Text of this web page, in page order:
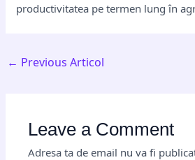
productivitatea pe termen lung în
← Previous Articol
Leave a Comment
Adresa ta de email nu va fi